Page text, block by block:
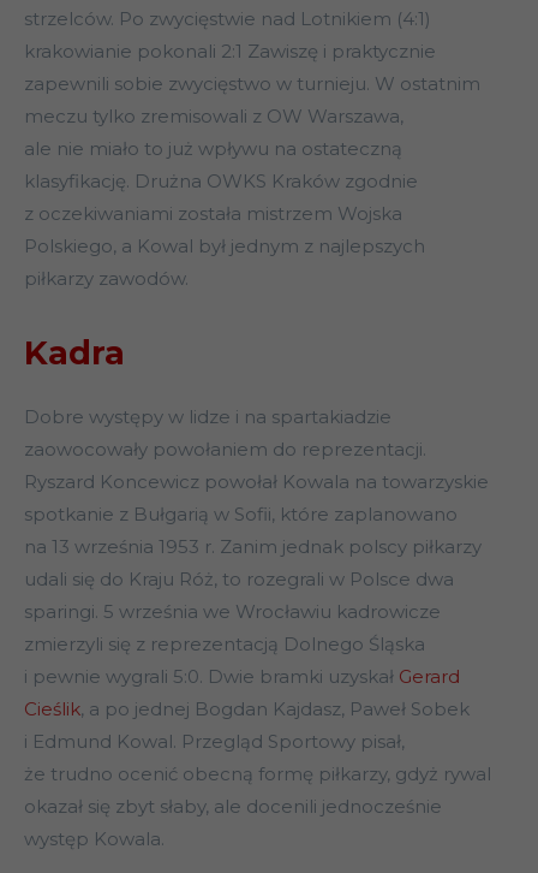
strzelców. Po zwycięstwie nad Lotnikiem (4:1)
krakowianie pokonali 2:1 Zawiszę i praktycznie
zapewnili sobie zwycięstwo w turnieju. W ostatnim
meczu tylko zremisowali z OW Warszawa,
ale nie miało to już wpływu na ostateczną
klasyfikację. Drużna OWKS Kraków zgodnie
z oczekiwaniami została mistrzem Wojska
Polskiego, a Kowal był jednym z najlepszych
piłkarzy zawodów.
Kadra
Dobre występy w lidze i na spartakiadzie
zaowocowały powołaniem do reprezentacji.
Ryszard Koncewicz powołał Kowala na towarzyskie
spotkanie z Bułgarią w Sofii, które zaplanowano
na 13 września 1953 r. Zanim jednak polscy piłkarzy
udali się do Kraju Róż, to rozegrali w Polsce dwa
sparingi. 5 września we Wrocławiu kadrowicze
zmierzyli się z reprezentacją Dolnego Śląska
i pewnie wygrali 5:0. Dwie bramki uzyskał Gerard
Cieślik, a po jednej Bogdan Kajdasz, Paweł Sobek
i Edmund Kowal. Przegląd Sportowy pisał,
że trudno ocenić obecną formę piłkarzy, gdyż rywal
okazał się zbyt słaby, ale docenili jednocześnie
występ Kowala.